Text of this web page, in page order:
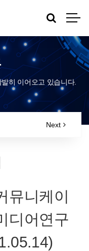
히 이어오고 있습니다.
Next
뮤니케이
디어연구